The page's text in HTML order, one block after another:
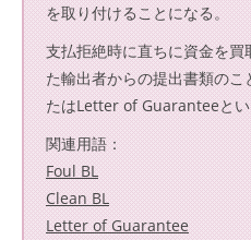
を取り付けることになる。
支払拒絶時に直ちに資金を
た輸出者からの提出書類の
たはLetter of Guaranteeとい
関連用語：
Foul BL
Clean BL
Letter of Guarantee